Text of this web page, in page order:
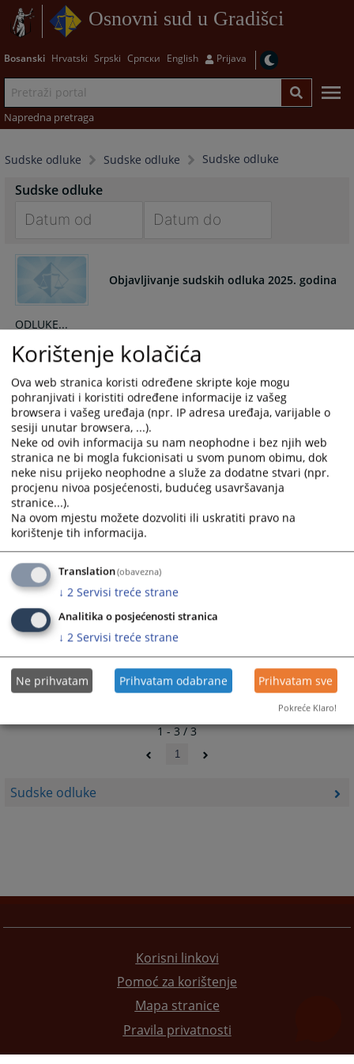
Osnovni sud u Gradišci
Bosanski Hrvatski Srpski Српски English Prijava
Napredna pretraga
Sudske odluke Sudske odluke Sudske odluke
Sudske odluke
Sudske odluke
forward
interact
the
calendar
and
select
a
date.
Press
the
question
mark
key
to
get
the
keyboard
shortcuts
for
changing
to
the
calendar
and
select
a
date.
Press
the
question
mark
to
get
keyboard
shortcuts
for
dates.
Objavljivanje sudskih odluka 2025. godina
ODLUKE...
23.12.2025.
Objavljivanje sudskih odluka 2024. godina
ODLUKE ...
30.12.2024.
Objavljivanje sudskih odluka 2023. godina
Objavljivanje odluka Osnovnog suda u Gradišci...
04.12.2023.
1 - 3 / 3
1
Korisni linkovi
Pomoć za korištenje
Mapa stranice
Pravila privatnosti
Korištenje kolačića
Ova web stranica koristi određene skripte koje mogu
pohranjivati i koristiti određene informacije iz vašeg
browsera i vašeg uređaja (npr. IP adresa uređaja, varijable o
sesiji unutar browsera, ...).
Neke od ovih informacija su nam neophodne i bez njih web
stranica ne bi mogla fukcionisati u svom punom obimu, dok
neke nisu prijeko neophodne a služe za dodatne stvari (npr.
procjenu nivoa posjećenosti, budućeg usavršavanja
stranice...).
Na ovom mjestu možete dozvoliti ili uskratiti pravo na
korištenje tih informacija.
Translation(obavezna)
↓ 2 Servisi treće strane
Analitika o posjećenosti stranica
↓ 2 Servisi treće strane
Ne prihvatam Prihvatam odabrane Prihvatam sve
Pokreće Klaro!